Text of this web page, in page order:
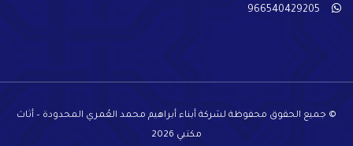
966540429205
© جميع الحقوق محفوظة لشركة أبناء أبراهيم محمد العُمري المحدودة – أثاث
مكتبي 2026